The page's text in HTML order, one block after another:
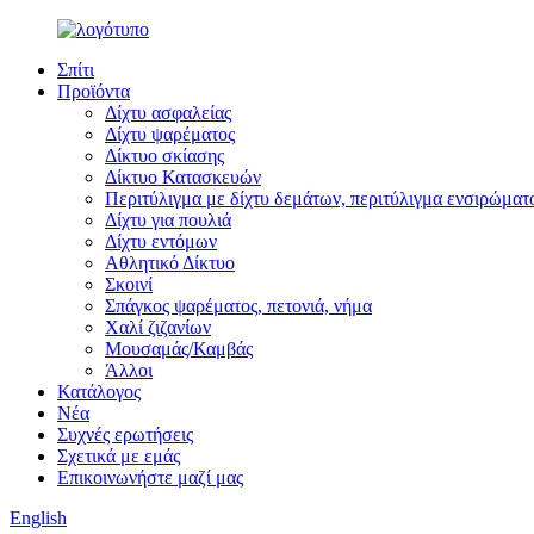
Σπίτι
Προϊόντα
Δίχτυ ασφαλείας
Δίχτυ ψαρέματος
Δίκτυο σκίασης
Δίκτυο Κατασκευών
Περιτύλιγμα με δίχτυ δεμάτων, περιτύλιγμα
Δίχτυ για πουλιά
Δίχτυ εντόμων
Αθλητικό Δίκτυο
Σκοινί
Σπάγκος ψαρέματος, πετονιά, νήμα
Χαλί ζιζανίων
Μουσαμάς/Καμβάς
Άλλοι
Κατάλογος
Νέα
Συχνές ερωτήσεις
Σχετικά με εμάς
Επικοινωνήστε μαζί μας
English